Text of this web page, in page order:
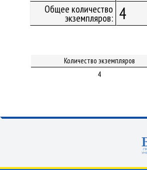
Общее количество
экземпляров: 4
Количество экземпляров
4